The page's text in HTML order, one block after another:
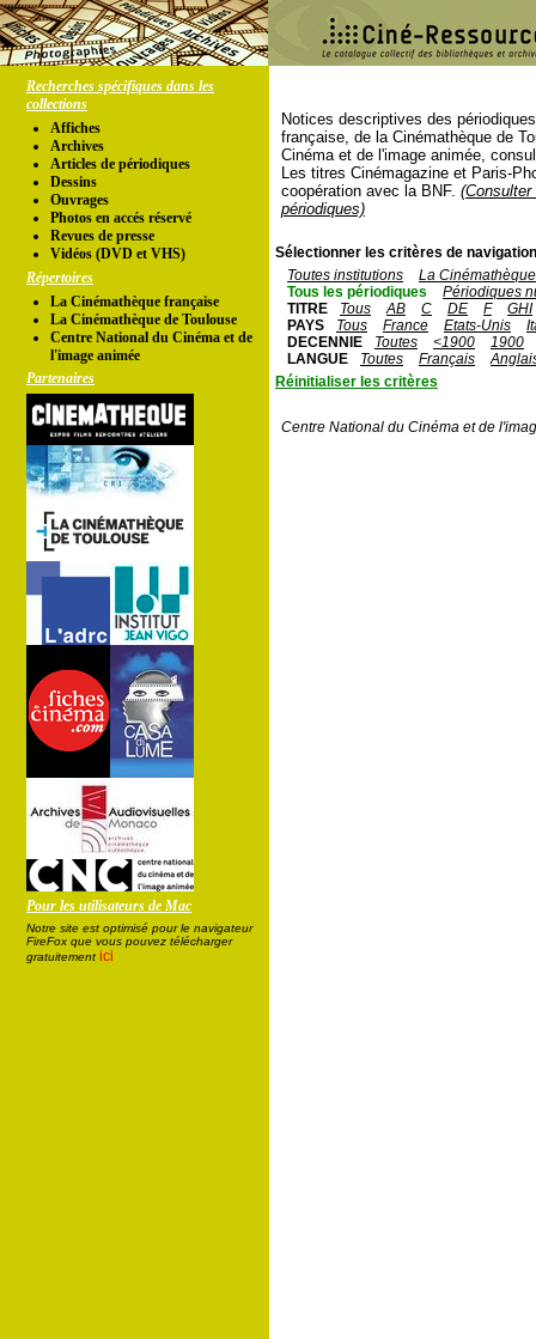
Recherches spécifiques dans les
collections
Affiches
Archives
Articles de périodiques
Dessins
Ouvrages
Photos en accés réservé
Revues de presse
Vidéos (DVD et VHS)
Répertoires
La Cinémathèque française
La Cinémathèque de Toulouse
Centre National du Cinéma et de
l'image animée
Partenaires
Pour les utilisateurs de Mac
Notre site est optimisé pour le navigateur
FireFox que vous pouvez télécharger
gratuitement ici
Notices descriptives des
française, de la Cinémathèque de
Cinéma et de l'image animée,
Les titres Cinémagazine et Paris-
coopération avec la BNF.
périodiques)
Sélectionner les critères de
Toutes institutions
La
Tous les périodiques
Périodiques
TITRE
Tous AB C DE F
GHI
PAYS
Tous France Etats-Unis
DECENNIE
Toutes <1900
1900
LANGUE
Toutes Français
Réinitialiser les critères
Centre National du Cinéma et de